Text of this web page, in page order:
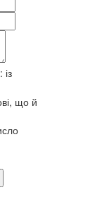
із
що й